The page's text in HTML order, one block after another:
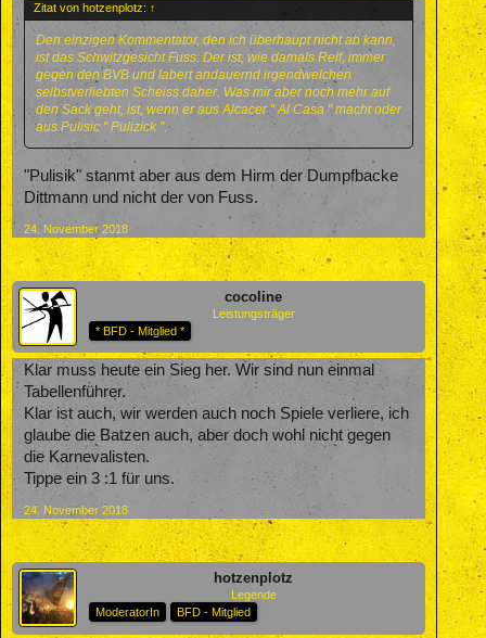
Zitat von hotzenplotz: ↑
Den einzigen Kommentator, den ich überhaupt nicht ab kann,
ist das Schwitzgesicht Fuss. Der ist, wie damals Reif, immer
gegen den BVB und labert andauernd irgendwelchen
selbstverliebten Scheiss daher. Was mir aber noch mehr auf
den Sack geht, ist, wenn er aus Alcacer " Al Casa " macht oder
aus Pulisic " Pulizick ".
"Pulisik" stanmt aber aus dem Hirm der Dumpfbacke
Dittmann und nicht der von Fuss.
24. November 2018
cocoline
Leistungsträger
* BFD - Mitglied *
Klar muss heute ein Sieg her. Wir sind nun einmal
Tabellenführer.
Klar ist auch, wir werden auch noch Spiele verliere, ich
glaube die Batzen auch, aber doch wohl nicht gegen
die Karnevalisten.
Tippe ein 3 :1 für uns.
24. November 2018
hotzenplotz
Legende
ModeratorIn
BFD - Mitglied